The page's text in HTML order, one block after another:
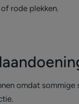
rode plekken.
omdat